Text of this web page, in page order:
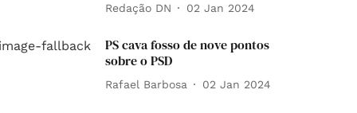
Redação DN 02 Jan 2024
PS cava fosso de nove pontos
sobre o PSD
Rafael Barbosa 02 Jan 2024